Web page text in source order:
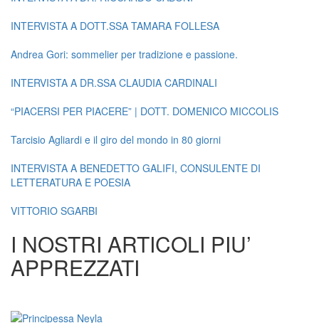
INTERVISTA A DOTT.SSA TAMARA FOLLESA
Andrea Gori: sommelier per tradizione e passione.
INTERVISTA A DR.SSA CLAUDIA CARDINALI
“PIACERSI PER PIACERE” | DOTT. DOMENICO MICCOLIS
Tarcisio Agliardi e il giro del mondo in 80 giorni
INTERVISTA A BENEDETTO GALIFI, CONSULENTE DI
LETTERATURA E POESIA
VITTORIO SGARBI
I NOSTRI ARTICOLI PIU’
APPREZZATI